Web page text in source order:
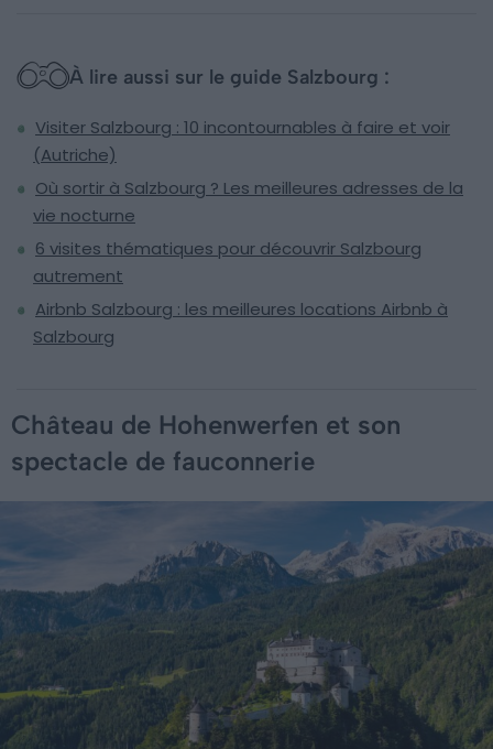
À lire aussi sur le guide Salzbourg :
Visiter Salzbourg : 10 incontournables à faire et voir
(Autriche)
Où sortir à Salzbourg ? Les meilleures adresses de la
vie nocturne
6 visites thématiques pour découvrir Salzbourg
autrement
Airbnb Salzbourg : les meilleures locations Airbnb à
Salzbourg
Château de Hohenwerfen et son
spectacle de fauconnerie